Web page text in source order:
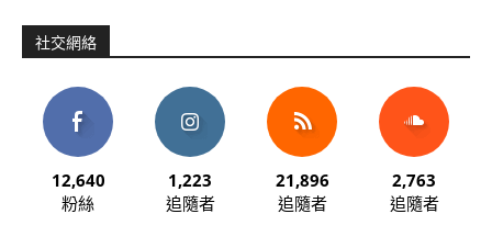
社交網絡
12,640
粉絲
1,223
追隨者
21,896
追隨者
2,763
追隨者